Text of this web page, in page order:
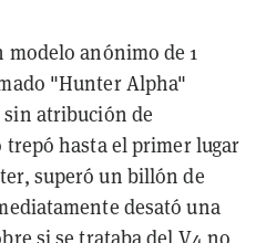
modelo anónimo de 1
"Hunter Alpha"
sin atribución de
hasta el primer lugar
superó un billón de
desató una
si se trataba del V4 no